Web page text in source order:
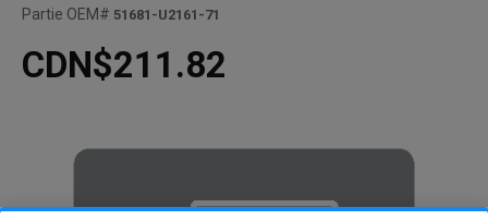
Partie OEM# 51681-U2161-71
CDN$211.82